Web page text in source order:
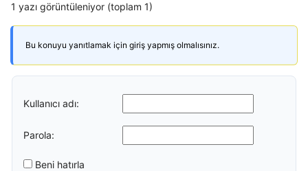
1 yazı görüntüleniyor (toplam 1)
Bu konuyu yanıtlamak için giriş yapmış olmalısınız.
Kullanıcı adı:
Parola:
Beni hatırla